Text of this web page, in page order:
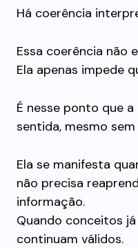
Há coerência
Essa coerência não
Ela apenas impede
É nesse ponto que
sentida, mesmo
Ela se manifesta
não precisa
informação.
Quando conceitos
continuam válidos.